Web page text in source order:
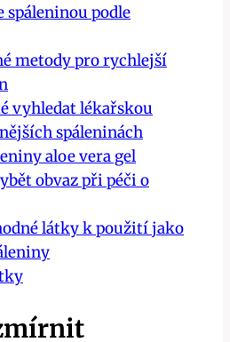
spáleninou podle
metody pro rychlejší
vyhledat lékařskou
spáleninách
aloe vera gel
obvaz při péči o
látky k použití jako